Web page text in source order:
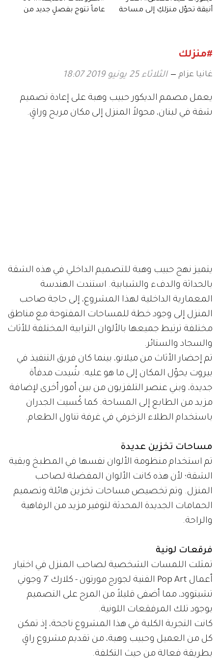
أنيقة تحوّل منزلكِ إلى مساحة
عاماً تتوج بفصلٍ جديد من
#منزلك
غانيا عزام الثلاثاء 25 يونيو 2019 18:07
يعمل مصمم الديكور حبيب وهبة على إعادة تصميم
شقة في لبنان، محولاً المنزل إلى مكان مريح وراقٍ.
يتميز نهج حبيب وهبة للتصميم الداخلي في هذه الشقة
بالحداثة والدفء والشبابية. استندت الهندسة
المعمارية الداخلية لهذا المشروع، إلى حاجة صاحب
المنزل إلى وجود خطة للمساحات المفتوحة مع مناطق
مختلفة ترتبط جميعها بالألوان الترابية المختلفة للأثاث
والسجاد والستائر.
تم إحضار الأثاث من ميلانو، بينما كان فريق التنفيذ في
بيروت يحوّل المكان إلى ما هو عليه. شُيدت مدفأة
جديدة، وبني عنصر التلفزيون من بين أمور أخرى لإضافة
مزيد من الطابع إلى المساحة. كما كُسيت الجدران
باستخدام الطلاء الزخرفي في غرفة تناول الطعام.
مساحات تخزين عديدة
تم استخدام منظومة الألوان نفسها في المطبخ وبقية
الشقة؛ لأن هذه كانت الألوان المفضلة لصاحب
المنزل. وتم تخصيص مساحات تخزين هائلة وتصميم
الحمامات الجديدة المحدثة لتوفير مزيد من الرفاهية
والراحة.
فرقعات لونية
تمثلت اللمسات الشخصية لصاحب المنزل في اختيار
أعمال Pop Art الفنية لجورج مورتون - كلارك `7 وجوني
تشيتوود، مما أضفى قليلاً من المرح على التصميم
بوجود تلك المرفقعات اللونية.
كانت التجربة الكلية في هذا المشروع ناجحة، إذ تمكن
كل من العميل وحبيب وهبة، من تقديم مشروع راقٍ
بطريقة فعالة من حيث التكلفة.